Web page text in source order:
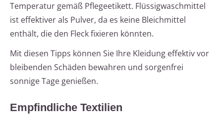
Temperatur gemäß Pflegeetikett. Flüssigwaschmittel
ist effektiver als Pulver, da es keine Bleichmittel
enthält, die den Fleck fixieren könnten.
Mit diesen Tipps können Sie Ihre Kleidung effektiv vor
bleibenden Schäden bewahren und sorgenfrei
sonnige Tage genießen.
Empfindliche Textilien